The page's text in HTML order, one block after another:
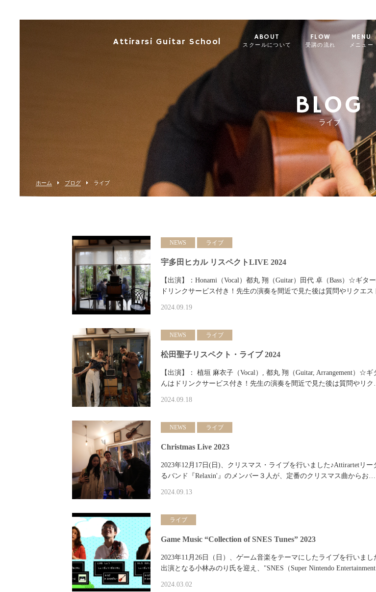
Attirarsi Guitar School ABOUT
スクールについて
FLOW
受講の流れ
MENU
メニュー
BLOG
ライブ
ホーム ブログ ライブ
NEWS ライブ
宇多田ヒカル リスペクトLIVE 2024
【出演】：Honami（Vocal）都丸 翔（Guitar）田代 卓（Bass）☆ギタ
ドリンクサービス付き！先生の演奏を間近で見た後は質問やリクエ
2024.09.19
NEWS ライブ
松田聖子リスペクト・ライブ 2024
【出演】： 植垣 麻衣子（Vocal）, 都丸 翔（Guitar, Arrangement）☆ギ
んはドリンクサービス付き！先生の演奏を間近で見た後は質問やリ
2024.09.18
NEWS ライブ
Christmas Live 2023
2023年12月17日(日)、クリスマス・ライブを行いました♪Attirartetリ
るバンド『Relaxin'』のメンバー３人が、定番のクリスマス曲からお…
2024.09.13
ライブ
Game Music “Collection of SNES Tunes” 2023
2023年11月26日（日）、ゲーム音楽をテーマにしたライブを行いまし
出演となる小林みのり氏を迎え、"SNES（Super Nintendo
2024.03.02